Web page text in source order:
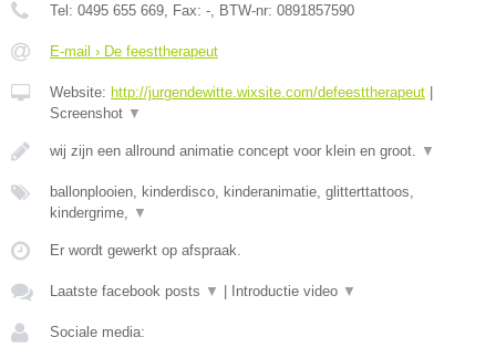
Tel: 0495 655 669 , Fax: - , BTW-nr: 0891857590
E-mail › De feesttherapeut
Website: http://jurgendewitte.wixsite.com/defeesttherapeut |
Screenshot ▼
wij zijn een allround animatie concept voor klein en groot. ▼
ballonplooien, kinderdisco, kinderanimatie, glitterttattoos,
kindergrime,
▼
Er wordt gewerkt op afspraak.
Laatste facebook posts ▼ | Introductie video ▼
Sociale media: